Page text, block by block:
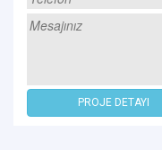
PROJE DETAYI